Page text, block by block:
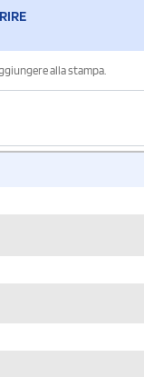
alla stampa.